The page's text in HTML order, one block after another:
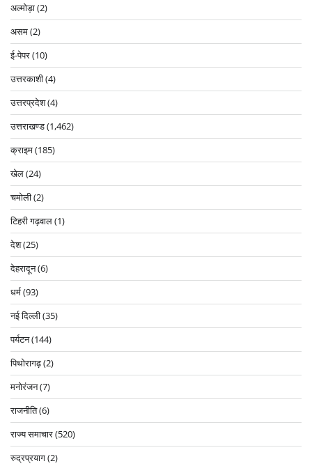
अल्मोड़ा(2)
असम(2)
ई-पेपर(10)
उत्तरकाशी(4)
उत्तरप्रदेश(4)
उत्तराखण्ड(1,462)
क्राइम(185)
खेल(24)
चमोली(2)
टिहरी गढ़वाल(1)
देश(25)
देहरादून(6)
धर्म(93)
नई दिल्ली(35)
पर्यटन(144)
पिथोरागढ़(2)
मनोरंजन(7)
राजनीति(6)
राज्य समाचार(520)
रुद्रप्रयाग(2)